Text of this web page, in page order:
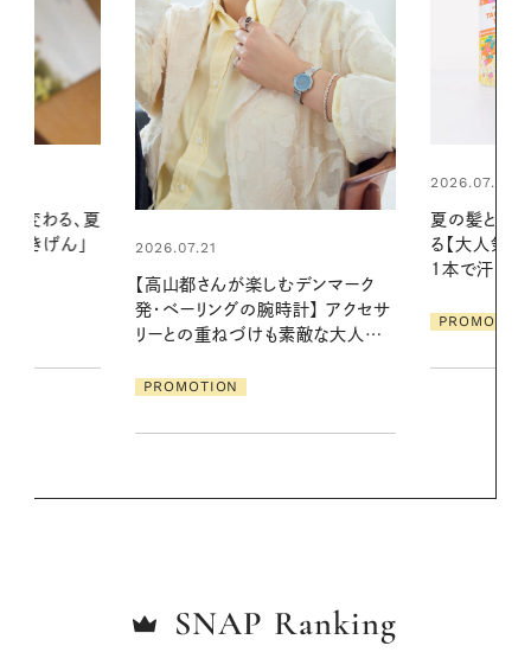
2026.07.24
る【大人気のドライシャンプー】 この
PROMOTION
2026.06.01
真夏に向け
やりジェルと
地よくうるお
SNAP Ranking